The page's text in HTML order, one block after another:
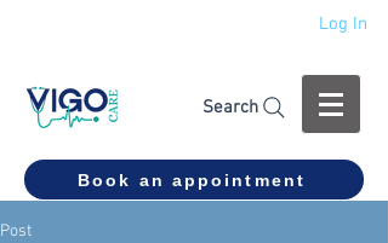
Log In
Search
Book an appointment
Post